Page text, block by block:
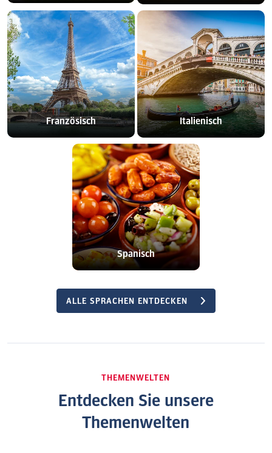
Französisch Italienisch
Spanisch
ALLE SPRACHEN ENTDECKEN
THEMENWELTEN
Entdecken Sie unsere
Themenwelten